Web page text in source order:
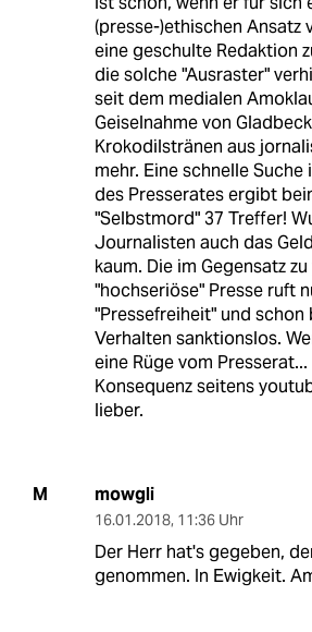
(presse-)ethischen Ansatz
eine geschulte Redaktion
die solche "Ausraster"
seit dem medialen
Geiselnahme von
Krokodilstränen aus
mehr. Eine schnelle
des Presserates ergibt
"Selbstmord" 37 Treffer!
Journalisten auch das
kaum. Die im Gegensatz
"hochseriöse" Presse ruft
"Pressefreiheit" und
Verhalten sanktionslos.
eine Rüge vom
Konsequenz seitens
lieber.
M mowgli
16.01.2018, 11:36 Uhr
Der Herr hat's gegeben,
genommen. In Ewigkeit.